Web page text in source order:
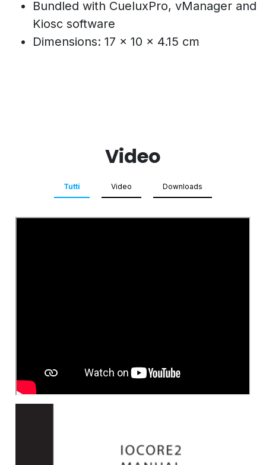
Bundled with CueluxPro, vManager and
Kiosc software
Dimensions: 17 x 10 x 4.15 cm
Video
Tutti Video Downloads